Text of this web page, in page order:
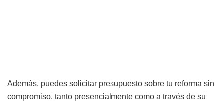
Además, puedes solicitar presupuesto sobre tu reforma sin
compromiso, tanto presencialmente como a través de su